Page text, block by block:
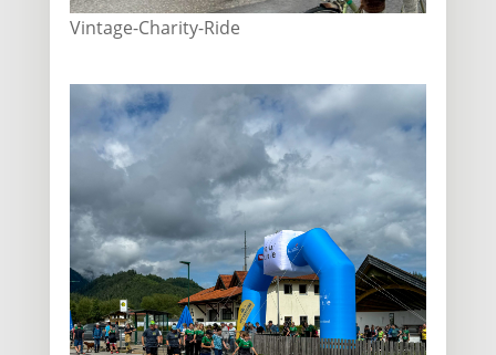
Vintage-Charity-Ride